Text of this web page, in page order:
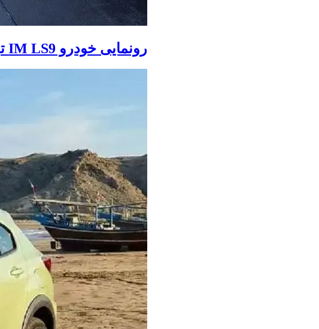
رونمایی خودرو IM LS9 توسط نیکا موتور ، لوکس ترین شاسی بلند EREV در ایران